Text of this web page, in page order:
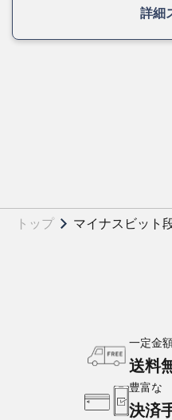
詳細
トップ マイナスビット
一定金
送料
豊富な
決済